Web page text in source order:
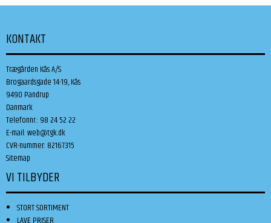
KONTAKT
Trægården Kås A/S
Brogaardsgade 14-19, Kås
9490 Pandrup
Danmark
Telefonnr.: 98 24 52 22
E-mail:web@tgk.dk
CVR-nummer: 82167315
Sitemap
VI TILBYDER
STORT SORTIMENT
LAVE PRISER